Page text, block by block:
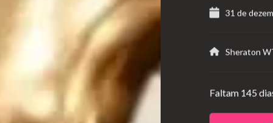
31 de
Sheraton
Faltam 145